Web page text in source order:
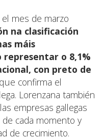
mes de marzo
na clasificación
máis
representar o 8,1%
con preto de
confirma el
Lorenzana también
empresas gallegas
cada momento y
de crecimiento.